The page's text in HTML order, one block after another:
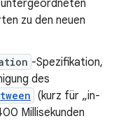
zu den neuen
-Spezifikation,
des
tween (kurz für „in-
Millisekunden